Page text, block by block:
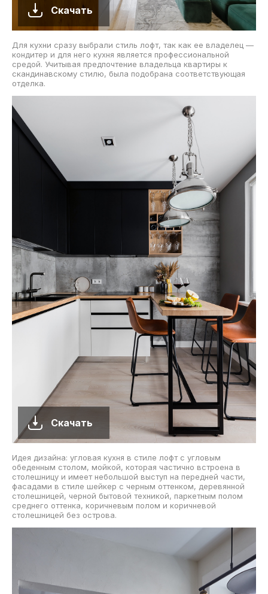
Скачать
Для кухни сразу выбрали стиль лофт, так как ее владелец —
кондитер и для него кухня является профессиональной
средой. Учитывая предпочтение владельца квартиры к
скандинавскому стилю, была подобрана соответствующая
отделка.
Скачать
Идея дизайна: угловая кухня в стиле лофт с угловым
обеденным столом, мойкой, которая частично встроена в
столешницу и имеет небольшой выступ на передней части,
фасадами в стиле шейкер с черным оттенком, деревянной
столешницей, черной бытовой техникой, паркетным полом
среднего оттенка, коричневым полом и коричневой
столешницей без острова.